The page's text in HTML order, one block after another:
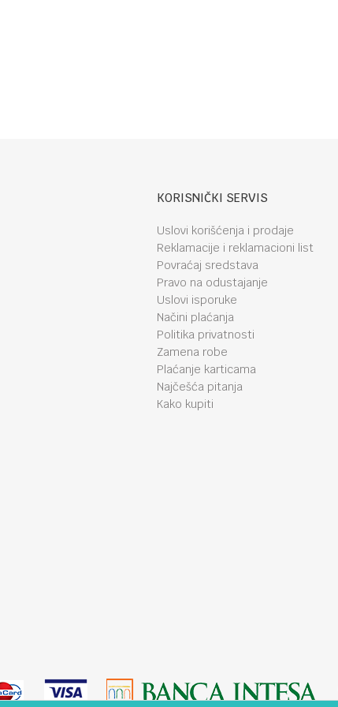
KORISNIČKI SERVIS
Uslovi korišćenja i prodaje
Reklamacije i reklamacioni list
Povraćaj sredstava
Pravo na odustajanje
Uslovi isporuke
Načini plaćanja
Politika privatnosti
Zamena robe
Plaćanje karticama
Najčešća pitanja
Kako kupiti